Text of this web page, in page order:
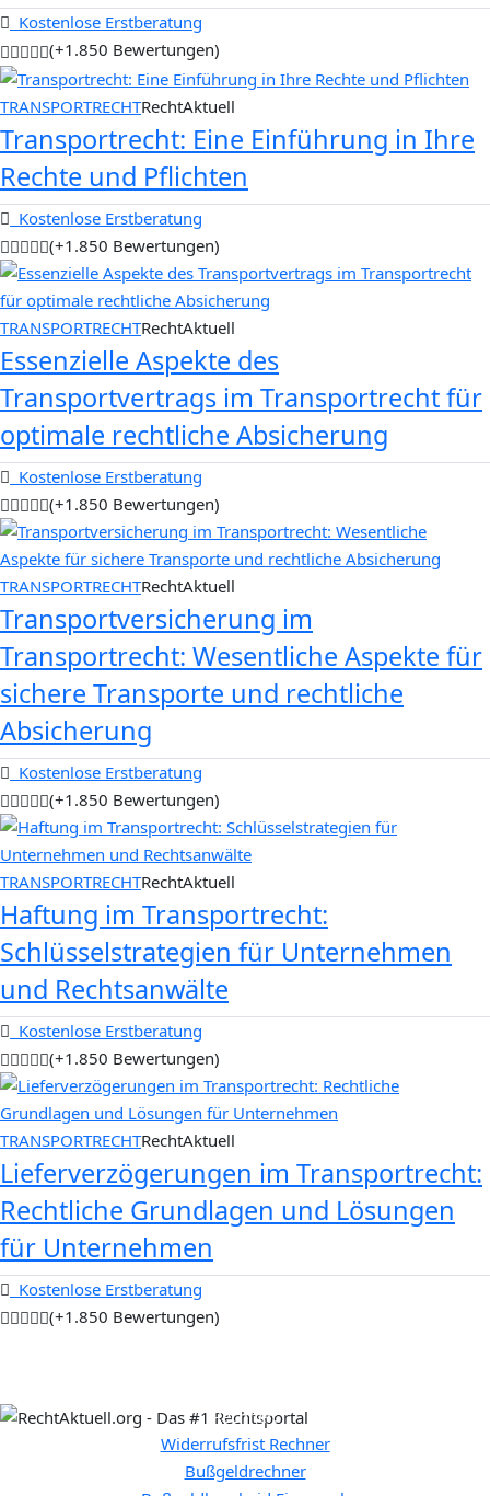
Kostenlose Erstberatung
(+1.850 Bewertungen)
TRANSPORTRECHTRechtAktuell
Transportrecht: Eine Einführung in Ihre
Rechte und Pflichten
Kostenlose Erstberatung
(+1.850 Bewertungen)
TRANSPORTRECHTRechtAktuell
Essenzielle Aspekte des
Transportvertrags im Transportrecht für
optimale rechtliche Absicherung
Kostenlose Erstberatung
(+1.850 Bewertungen)
TRANSPORTRECHTRechtAktuell
Transportversicherung im
Transportrecht: Wesentliche Aspekte für
sichere Transporte und rechtliche
Absicherung
Kostenlose Erstberatung
(+1.850 Bewertungen)
TRANSPORTRECHTRechtAktuell
Haftung im Transportrecht:
Schlüsselstrategien für Unternehmen
und Rechtsanwälte
Kostenlose Erstberatung
(+1.850 Bewertungen)
TRANSPORTRECHTRechtAktuell
Lieferverzögerungen im Transportrecht:
Rechtliche Grundlagen und Lösungen
für Unternehmen
Kostenlose Erstberatung
(+1.850 Bewertungen)
Rechner:
Widerrufsfrist Rechner
Bußgeldrechner